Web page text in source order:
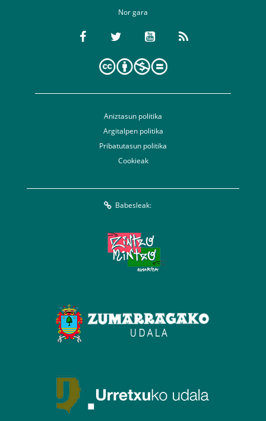
Nor gara
Aniztasun politika
Argitalpen politika
Pribatutasun politika
Cookieak
Babesleak: